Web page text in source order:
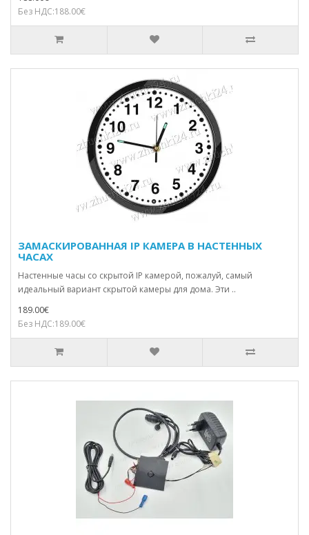
Без НДС:188.00€
ЗАМАСКИРОВАННАЯ IP КАМЕРА В НАСТЕННЫХ
ЧАСАХ
Настенные часы со скрытой IP камерой, пожалуй, самый
идеальный вариант скрытой камеры для дома. Эти ..
189.00€
Без НДС:189.00€